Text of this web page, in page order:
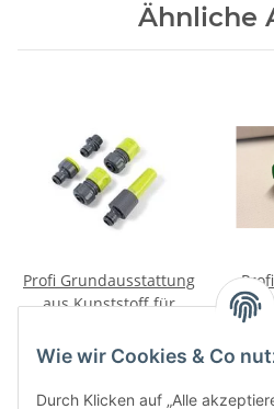
Wie wir Cookies & Co
Durch Klicken auf „Alle
Ähnliche
Profi Grundausstattung
aus Kunststoff für
hellgrün-grau
8-
für